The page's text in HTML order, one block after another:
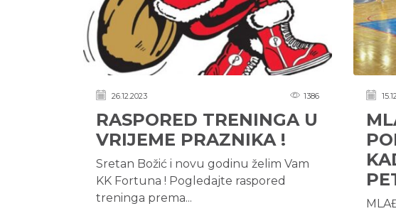
26.12.2023 1386
RASPORED TRENINGA U
VRIJEME PRAZNIKA !
Sretan Božić i novu godinu želim Vam
KK Fortuna ! Pogledajte raspored
treninga prema...